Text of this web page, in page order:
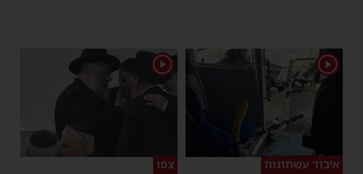
1
איבוד עשתונות
1
צפו